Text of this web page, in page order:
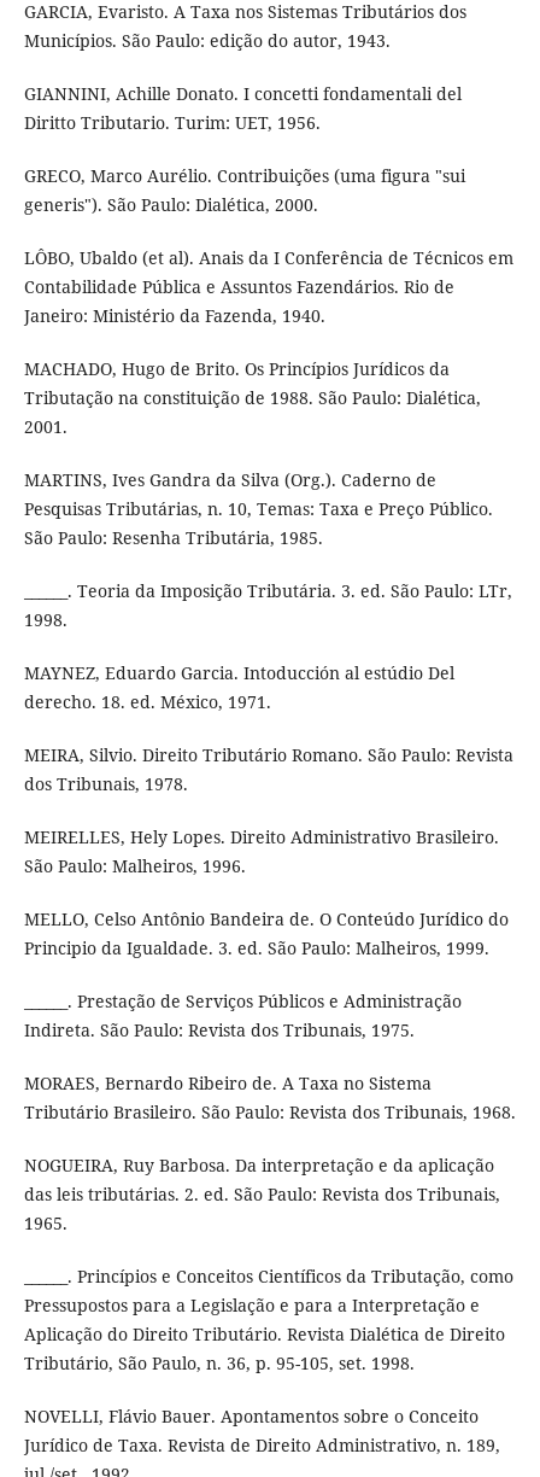
GARCIA, Evaristo. A Taxa nos Sistemas Tributários dos
Municípios. São Paulo: edição do autor, 1943.
GIANNINI, Achille Donato. I concetti fondamentali del
Diritto Tributario. Turim: UET, 1956.
GRECO, Marco Aurélio. Contribuições (uma figura "sui
generis"). São Paulo: Dialética, 2000.
LÔBO, Ubaldo (et al). Anais da I Conferência de Técnicos em
Contabilidade Pública e Assuntos Fazendários. Rio de
Janeiro: Ministério da Fazenda, 1940.
MACHADO, Hugo de Brito. Os Princípios Jurídicos da
Tributação na constituição de 1988. São Paulo: Dialética,
2001.
MARTINS, Ives Gandra da Silva (Org.). Caderno de
Pesquisas Tributárias, n. 10, Temas: Taxa e Preço Público.
São Paulo: Resenha Tributária, 1985.
______. Teoria da Imposição Tributária. 3. ed. São Paulo: LTr,
1998.
MAYNEZ, Eduardo Garcia. Intoducción al estúdio Del
derecho. 18. ed. México, 1971.
MEIRA, Silvio. Direito Tributário Romano. São Paulo: Revista
dos Tribunais, 1978.
MEIRELLES, Hely Lopes. Direito Administrativo Brasileiro.
São Paulo: Malheiros, 1996.
MELLO, Celso Antônio Bandeira de. O Conteúdo Jurídico do
Principio da Igualdade. 3. ed. São Paulo: Malheiros, 1999.
______. Prestação de Serviços Públicos e Administração
Indireta. São Paulo: Revista dos Tribunais, 1975.
MORAES, Bernardo Ribeiro de. A Taxa no Sistema
Tributário Brasileiro. São Paulo: Revista dos Tribunais, 1968.
NOGUEIRA, Ruy Barbosa. Da interpretação e da aplicação
das leis tributárias. 2. ed. São Paulo: Revista dos Tribunais,
1965.
______. Princípios e Conceitos Científicos da Tributação, como
Pressupostos para a Legislação e para a Interpretação e
Aplicação do Direito Tributário. Revista Dialética de Direito
Tributário, São Paulo, n. 36, p. 95-105, set. 1998.
NOVELLI, Flávio Bauer. Apontamentos sobre o Conceito
Jurídico de Taxa. Revista de Direito Administrativo, n. 189,